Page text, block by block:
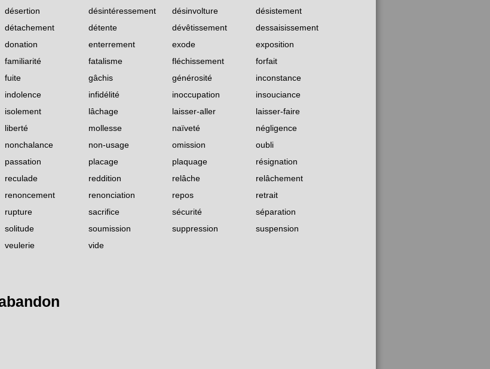
désertion désintéressement désinvolture
désistement
détachement détente dévêtissement
dessaisissement
donation enterrement exode
exposition
familiarité fatalisme fléchissement
forfait
fuite gâchis générosité
inconstance
indolence infidélité inoccupation
insouciance
isolement lâchage laisser-aller
laisser-faire
liberté mollesse naïveté
négligence
nonchalance non-usage omission
oubli
passation placage plaquage
résignation
reculade reddition relâche
relâchement
renoncement renonciation repos
retrait
rupture sacrifice sécurité
séparation
solitude soumission suppression
suspension
veulerie vide